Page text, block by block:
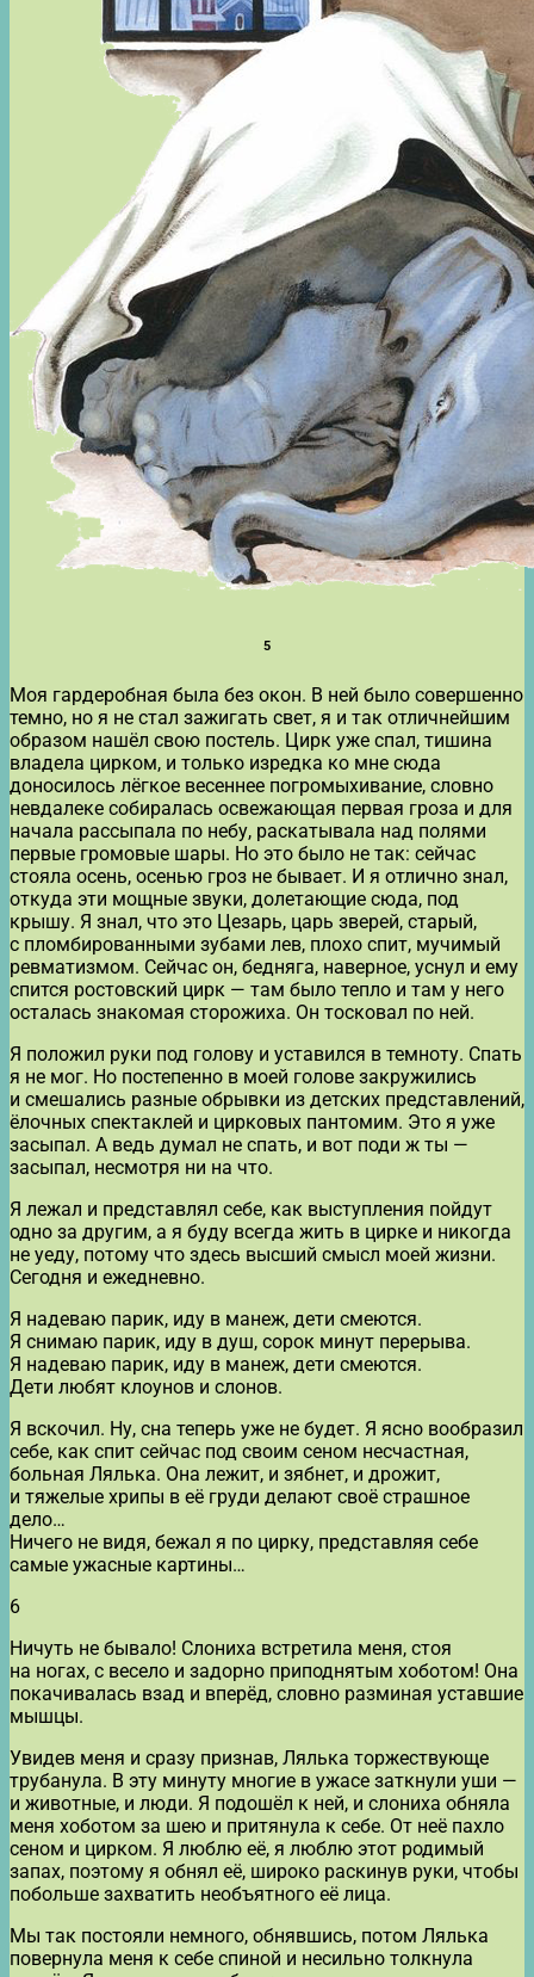
5
Моя гардеробная была без окон. В ней было совершенно
темно, но я не стал зажигать свет, я и так отличнейшим
образом нашёл свою постель. Цирк уже спал, тишина
владела цирком, и только изредка ко мне сюда
доносилось лёгкое весеннее погромыхивание, словно
невдалеке собиралась освежающая первая гроза и для
начала рассыпала по небу, раскатывала над полями
первые громовые шары. Но это было не так: сейчас
стояла осень, осенью гроз не бывает. И я отлично знал,
откуда эти мощные звуки, долетающие сюда, под
крышу. Я знал, что это Цезарь, царь зверей, старый,
с пломбированными зубами лев, плохо спит, мучимый
ревматизмом. Сейчас он, бедняга, наверное, уснул и ему
спится ростовский цирк — там было тепло и там у него
осталась знакомая сторожиха. Он тосковал по ней.
Я положил руки под голову и уставился в темноту. Спать
я не мог. Но постепенно в моей голове закружились
и смешались разные обрывки из детских представлений,
ёлочных спектаклей и цирковых пантомим. Это я уже
засыпал. А ведь думал не спать, и вот поди ж ты —
засыпал, несмотря ни на что.
Я лежал и представлял себе, как выступления пойдут
одно за другим, а я буду всегда жить в цирке и никогда
не уеду, потому что здесь высший смысл моей жизни.
Сегодня и ежедневно.
Я надеваю парик, иду в манеж, дети смеются.
Я снимаю парик, иду в душ, сорок минут перерыва.
Я надеваю парик, иду в манеж, дети смеются.
Дети любят клоунов и слонов.
Я вскочил. Ну, сна теперь уже не будет. Я ясно вообразил
себе, как спит сейчас под своим сеном несчастная,
больная Лялька. Она лежит, и зябнет, и дрожит,
и тяжелые хрипы в её груди делают своё страшное
дело…
Ничего не видя, бежал я по цирку, представляя себе
самые ужасные картины…
6
Ничуть не бывало! Слониха встретила меня, стоя
на ногах, с весело и задорно приподнятым хоботом! Она
покачивалась взад и вперёд, словно разминая уставшие
мышцы.
Увидев меня и сразу признав, Лялька торжествующе
трубанула. В эту минуту многие в ужасе заткнули уши —
и животные, и люди. Я подошёл к ней, и слониха обняла
меня хоботом за шею и притянула к себе. От неё пахло
сеном и цирком. Я люблю её, я люблю этот родимый
запах, поэтому я обнял её, широко раскинув руки, чтобы
побольше захватить необъятного её лица.
Мы так постояли немного, обнявшись, потом Лялька
повернула меня к себе спиной и несильно толкнула